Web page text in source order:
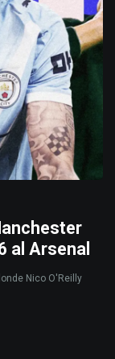
al Arsenal
Nico O'Reilly